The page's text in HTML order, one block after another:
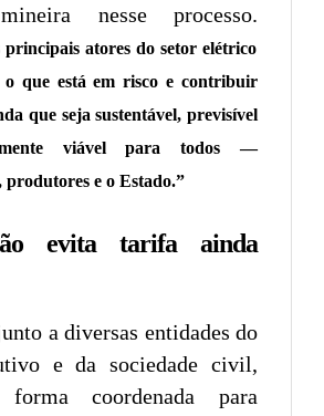
nesse processo.
principais atores do setor elétrico
que está em risco e contribuir
que seja sustentável, previsível
viável para todos —
produtores e o Estado.”
evita tarifa ainda
a diversas entidades do
e da sociedade civil,
coordenada para